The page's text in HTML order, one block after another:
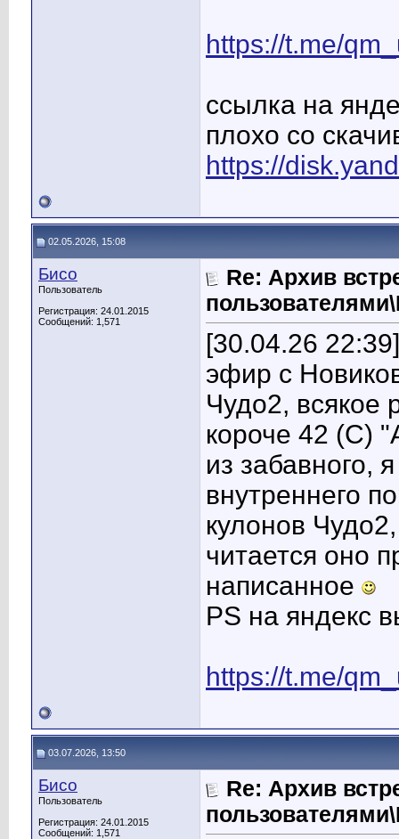
https://t.me/
ссылка на
плохо со
https://
02.05.2026, 15:08
Бисо
Пользователь
Регистрация: 24.01.2015
Сообщений: 1,571
Re: Архив
[30.04.26
эфир с
Чудо2, всякое
короче 42 (С)
из забавного,
внутреннего
кулонов
читается оно
написанное
PS на яндекс
https://t.me/
03.07.2026, 13:50
Бисо
Пользователь
Регистрация: 24.01.2015
Сообщений: 1,571
Re: Архив